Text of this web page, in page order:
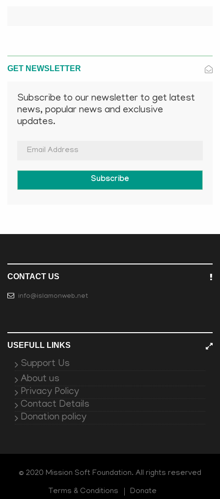
GET NEWSLETTER
Subscribe to our newsletter to get latest
news, popular news and exclusive
updates.
Subscribe
CONTACT US
info@islamonweb.net
USEFULL LINKS
Support Us
About us
Privacy Policy
Contact Details
Donation policy
© 2020 Mission Soft Foundation. All rights reserved
Terms & Conditions Donate